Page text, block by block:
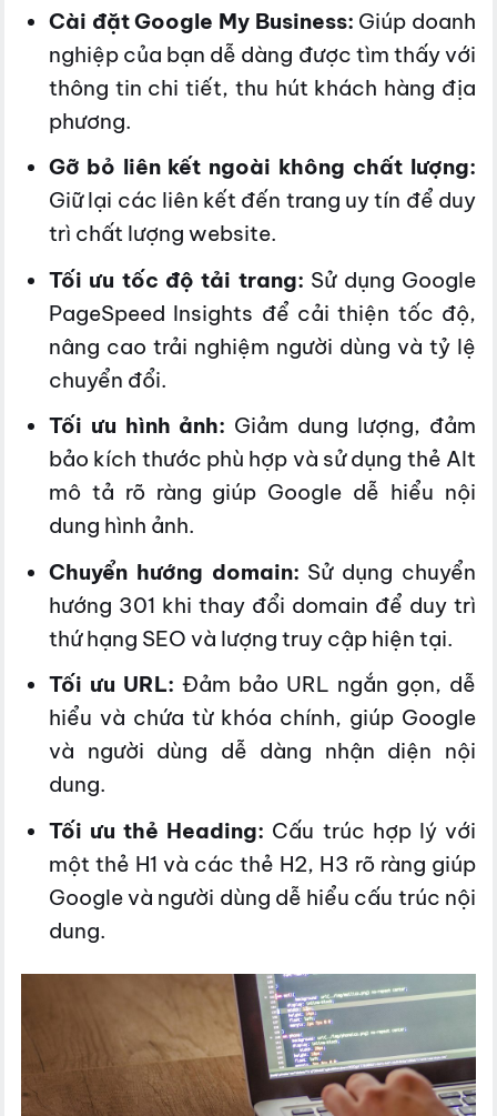
Cài đặt Google My Business: Giúp doanh
nghiệp của bạn dễ dàng được tìm thấy với
thông tin chi tiết, thu hút khách hàng địa
phương.
Gỡ bỏ liên kết ngoài không chất lượng:
Giữ lại các liên kết đến trang uy tín để duy
trì chất lượng website.
Tối ưu tốc độ tải trang: Sử dụng Google
PageSpeed Insights để cải thiện tốc độ,
nâng cao trải nghiệm người dùng và tỷ lệ
chuyển đổi.
Tối ưu hình ảnh: Giảm dung lượng, đảm
bảo kích thước phù hợp và sử dụng thẻ Alt
mô tả rõ ràng giúp Google dễ hiểu nội
dung hình ảnh.
Chuyển hướng domain: Sử dụng chuyển
hướng 301 khi thay đổi domain để duy trì
thứ hạng SEO và lượng truy cập hiện tại.
Tối ưu URL: Đảm bảo URL ngắn gọn, dễ
hiểu và chứa từ khóa chính, giúp Google
và người dùng dễ dàng nhận diện nội
dung.
Tối ưu thẻ Heading: Cấu trúc hợp lý với
một thẻ H1 và các thẻ H2, H3 rõ ràng giúp
Google và người dùng dễ hiểu cấu trúc nội
dung.